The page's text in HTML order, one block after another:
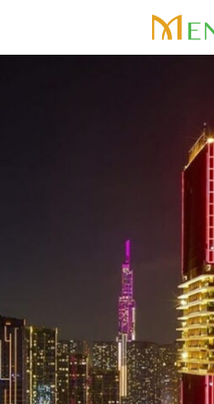
Về
Tầm nhìn, sứ
Menas &
Trách
Giải
Dự án
Lĩnh vực
Ẩm
Mỹ phẩm
Quản lý
Khách sạn &
Tin tức
Tuyển
Trở
Tiếng
English
中文